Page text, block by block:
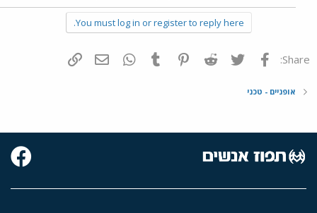
You must log in or register to reply here.
Share: פייסבוק Twitter
Reddit
Pinterest
Tumblr
WhatsAppדואר אלקטרוני
אופניים - טכני